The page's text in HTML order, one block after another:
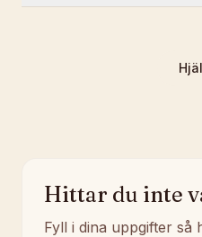
Hittar du inte
Fyll i dina uppgifter så